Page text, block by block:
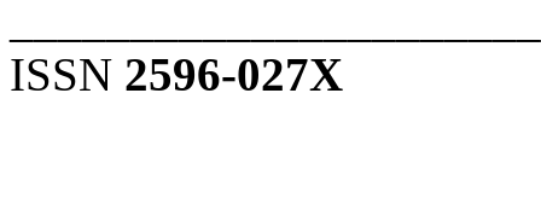
ISSN 2596-027X